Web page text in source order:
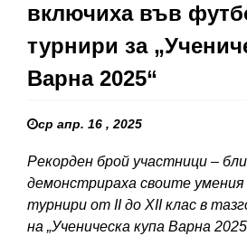
включиха във
турнири за
Варна 2025“
ср апр. 16 , 2025
Рекорден брой участници –
демонстрираха своите
турнири от II до XII клас в
на „Ученическа купа Варна